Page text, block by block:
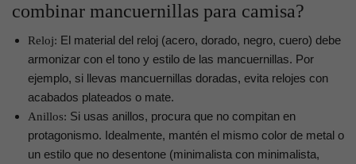
combinar mancuernillas para camisa?
Reloj: El material del reloj (acero, dorado, negro, cuero) debe
armonizar con el tono y estilo de las mancuernillas. Por
ejemplo, si llevas mancuernillas doradas, evita relojes con
acabados plateados o mate.
Anillos: Si usas anillos, procura que no compitan en
protagonismo. Idealmente, mantén el mismo color de metal o
un estilo que no desentone (minimalista con minimalista,